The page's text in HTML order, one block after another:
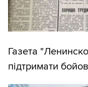
Газета
підтримати